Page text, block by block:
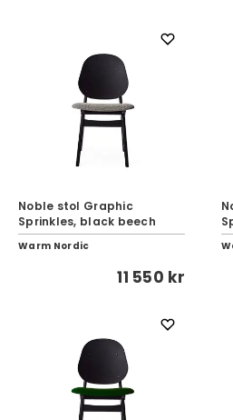
Noble stol Graphic
Sprinkles, black beech
Warm Nordic
11 550 kr